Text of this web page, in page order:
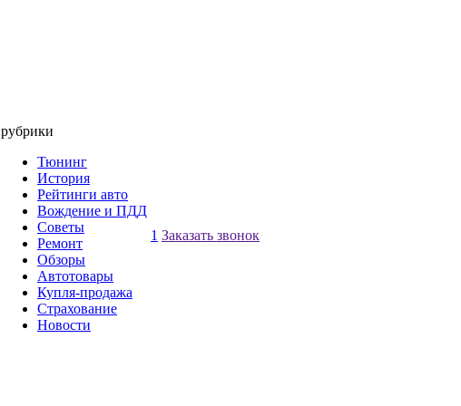
рубрики
Тюнинг
История
Рейтинги авто
Вождение и ПДД
Советы
Ремонт
Обзоры
Автотовары
Купля-продажа
Страхование
Новости
1 Заказать звонок